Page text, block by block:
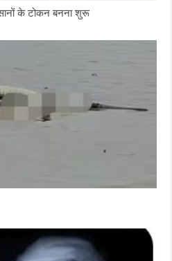
के टोकन बनना शुरू